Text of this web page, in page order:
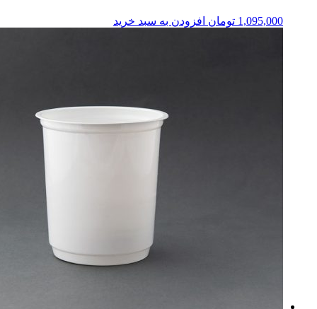
1,095,000 تومان افزودن به سبد خرید